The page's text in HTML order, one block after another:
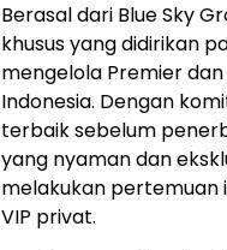
Berasal dari Blue Sky
khusus yang didirikan
mengelola Premier
Indonesia. Dengan
terbaik sebelum
yang nyaman dan
melakukan pertemuan
VIP privat.